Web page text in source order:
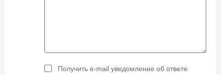
Получить e-mail уведомление об ответе